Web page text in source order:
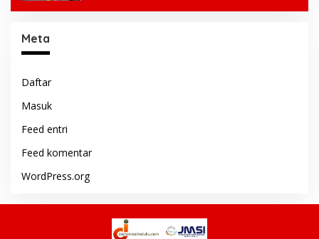
Meta
Daftar
Masuk
Feed entri
Feed komentar
WordPress.org